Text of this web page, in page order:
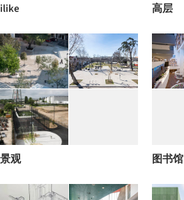
ilike 高层
景观 图书馆